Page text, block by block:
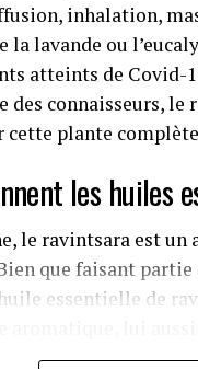
inhalation,
la lavande ou
atteints de Covid-
des connaisseurs,
cette plante
les huiles
le ravintsara est un
que faisant
essentielle de
des lauracées et